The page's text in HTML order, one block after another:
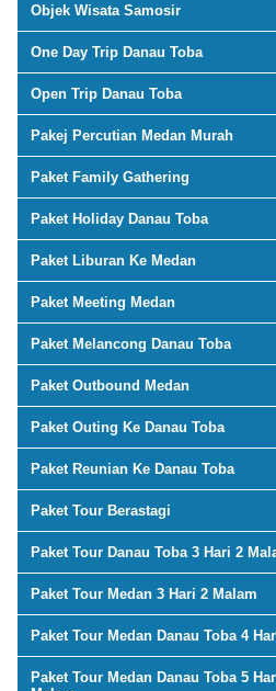
Objek Wisata Samosir
One Day Trip Danau Toba
Open Trip Danau Toba
Pakej Percutian Medan Murah
Paket Family Gathering
Paket Holiday Danau Toba
Paket Liburan Ke Medan
Paket Meeting Medan
Paket Melancong Danau Toba
Paket Outbound Medan
Paket Outing Ke Danau Toba
Paket Reunian Ke Danau Toba
Paket Tour Berastagi
Paket Tour Danau Toba 3 Hari 2
Paket Tour Medan 3 Hari 2 Malam
Paket Tour Medan Danau Toba 4
Paket Tour Medan Danau Toba 5